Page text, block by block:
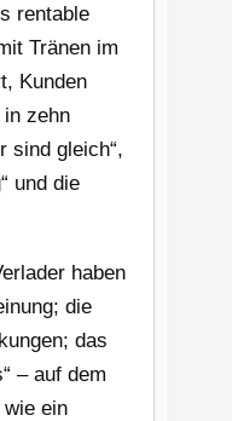
rentable
Tränen im
Kunden
in zehn
sind gleich“,
und die
haben
die
das
– auf dem
ein